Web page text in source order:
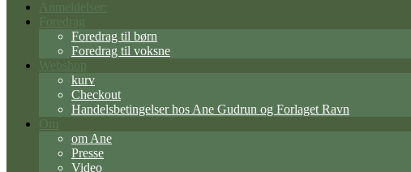
Foredrag til børn
Foredrag til voksne
kurv
Checkout
Handelsbetingelser hos Ane Gudrun og Forlaget Ravn
Om
om Ane
Presse
Video